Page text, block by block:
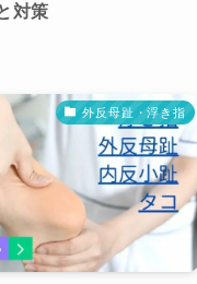
対策
外反母趾・浮き指